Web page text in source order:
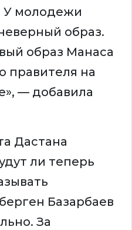
У молодежи
образ.
образ Манаса
правителя на
— добавила
Дастана
ли теперь
Базарбаев
За